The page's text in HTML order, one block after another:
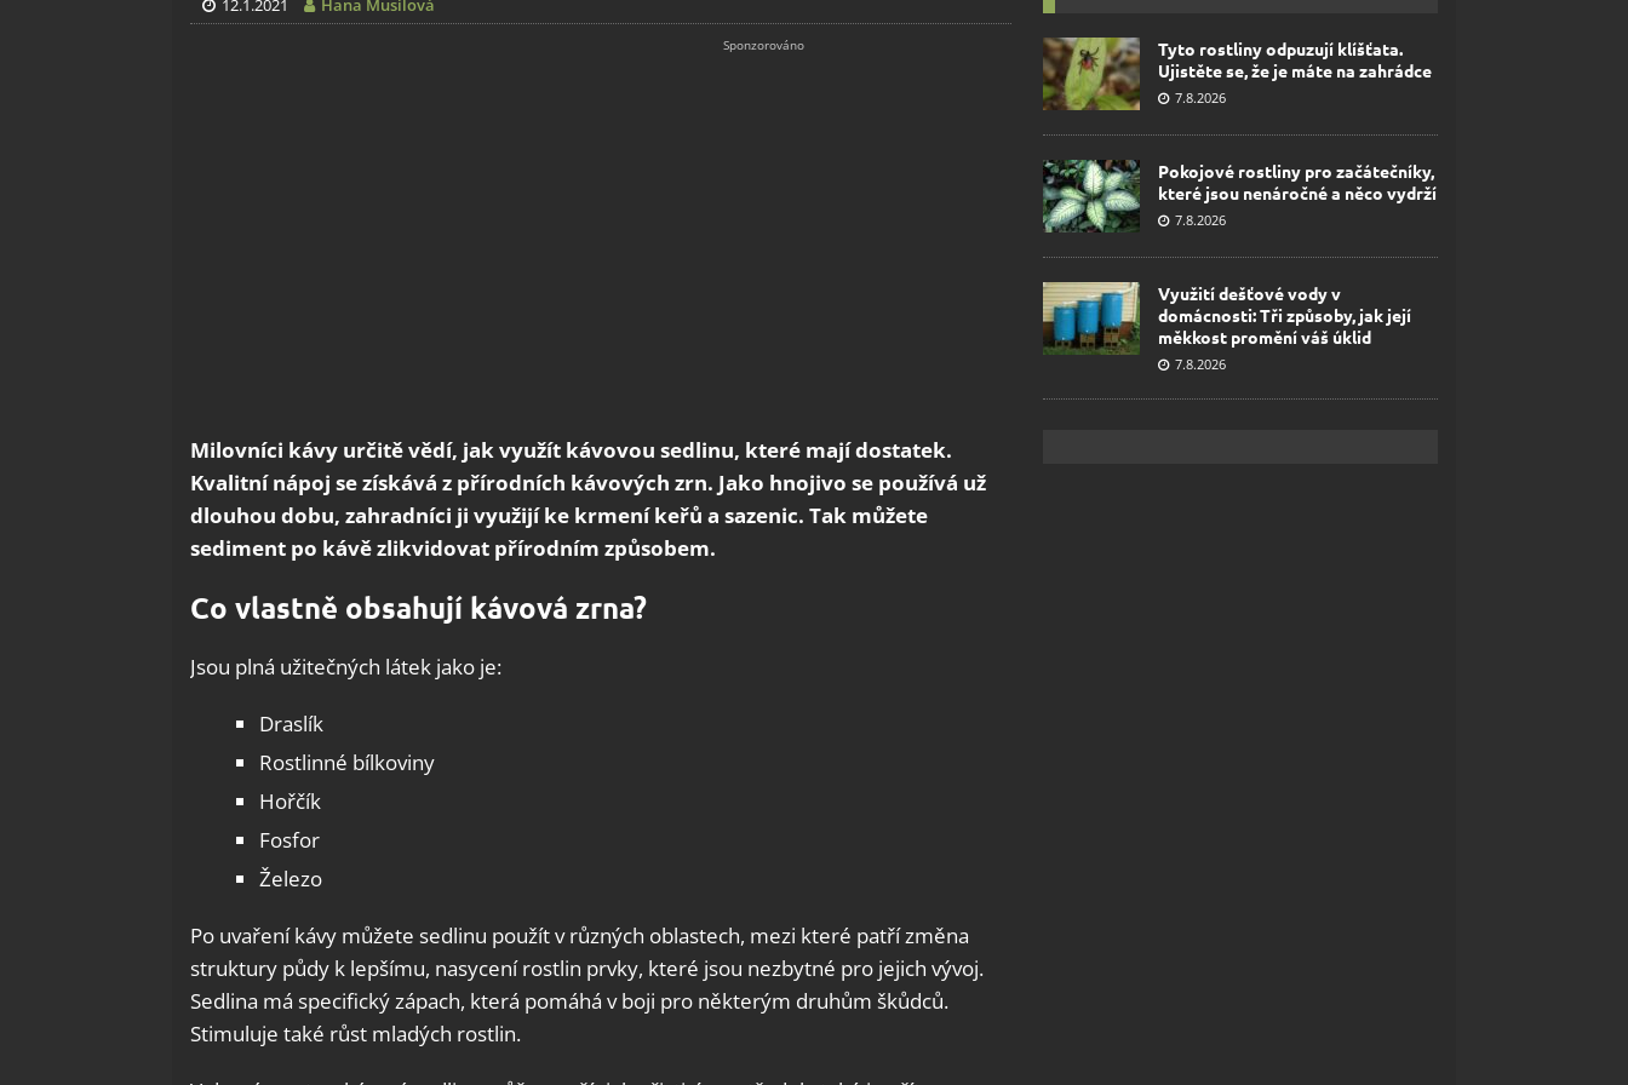
12.1.2021 Hana Musilová
Milovníci kávy určitě vědí, jak využít kávovou sedlinu, které mají dostatek.
Kvalitní nápoj se získává z přírodních kávových zrn. Jako hnojivo se používá už
dlouhou dobu, zahradníci ji využijí ke krmení keřů a sazenic. Tak můžete
sediment po kávě zlikvidovat přírodním způsobem.
Co vlastně obsahují kávová zrna?
Jsou plná užitečných látek jako je:
Draslík
Rostlinné bílkoviny
Hořčík
Fosfor
Železo
Po uvaření kávy můžete sedlinu použít v různých oblastech, mezi které patří změna
struktury půdy k lepšímu, nasycení rostlin prvky, které jsou nezbytné pro jejich vývoj.
Sedlina má specifický zápach, která pomáhá v boji pro některým druhům škůdců.
Stimuluje také růst mladých rostlin.
Tyto rostliny odpuzují klíšťata.
Ujistěte se, že je máte na zahrádce
7.8.2026
Pokojové rostliny pro začátečníky,
které jsou nenáročné a něco vydrží
7.8.2026
Využití dešťové vody v
domácnosti: Tři způsoby, jak její
měkkost promění váš úklid
7.8.2026